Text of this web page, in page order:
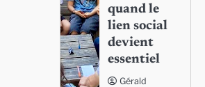
quand le
lien social
devient
essentiel
Gérald